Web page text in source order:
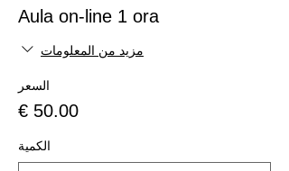
Aula on-line 1 ora
مزيد من المعلومات
السعر
الكمية